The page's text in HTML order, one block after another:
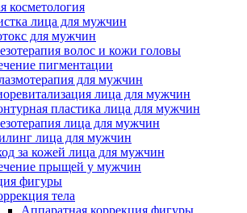
косметология
лица для мужчин
для мужчин
волос и кожи головы
пигментации
для мужчин
лица для мужчин
пластика лица для мужчин
лица для мужчин
лица для мужчин
за кожей лица для мужчин
прыщей у мужчин
фигуры
тела
Аппаратная коррекция фигуры